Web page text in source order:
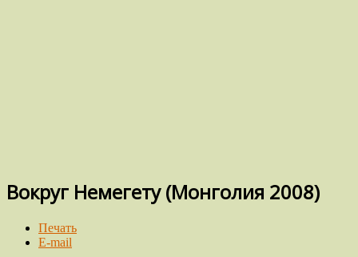
Вокруг Немегету (Монголия 2008)
Печать
E-mail